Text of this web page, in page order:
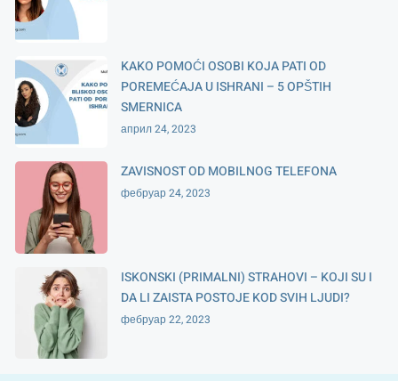
KAKO POMOĆI OSOBI KOJA PATI OD
POREMEĆAJA U ISHRANI – 5 OPŠTIH
SMERNICA
април 24, 2023
ZAVISNOST OD MOBILNOG TELEFONA
фебруар 24, 2023
ISKONSKI (PRIMALNI) STRAHOVI – KOJI SU I
DA LI ZAISTA POSTOJE KOD SVIH LJUDI?
фебруар 22, 2023